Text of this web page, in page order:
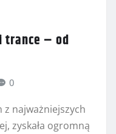
trance – od
0
z najważniejszych
zyskała ogromną